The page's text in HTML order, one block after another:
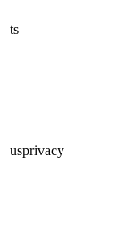
ts
usprivacy